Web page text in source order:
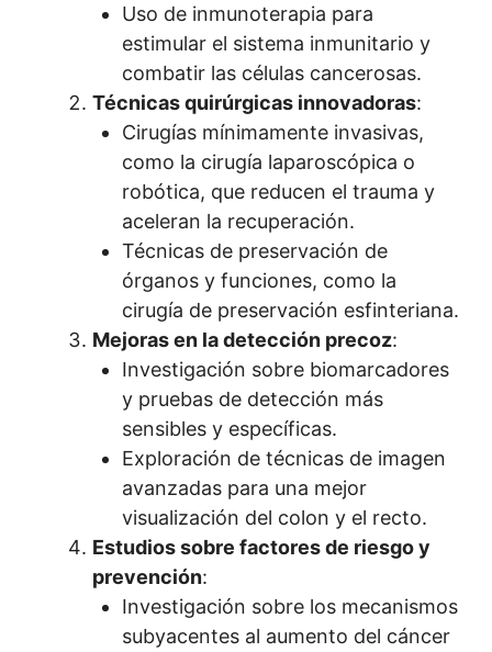
Uso de inmunoterapia para
estimular el sistema inmunitario y
combatir las células cancerosas.
Técnicas quirúrgicas innovadoras:
Cirugías mínimamente invasivas,
como la cirugía laparoscópica o
robótica, que reducen el trauma y
aceleran la recuperación.
Técnicas de preservación de
órganos y funciones, como la
cirugía de preservación esfinteriana.
Mejoras en la detección precoz:
Investigación sobre biomarcadores
y pruebas de detección más
sensibles y específicas.
Exploración de técnicas de imagen
avanzadas para una mejor
visualización del colon y el recto.
Estudios sobre factores de riesgo y
prevención:
Investigación sobre los mecanismos
subyacentes al aumento del cáncer